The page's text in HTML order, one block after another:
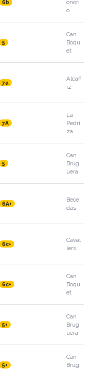
6b
onori
o
5
Can
Boqu
et
7a
Alcañ
iz
7A
La
Pedri
za
5
Can
Brug
uera
6A+
Bece
das
6c+
Caval
lers
6c+
Can
Boqu
et
5+
Can
Brug
uera
5+
Can
Brug